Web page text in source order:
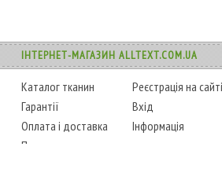
ІНТЕРНЕТ-МАГАЗИН ALLTEXT.COM.UA
Каталог тканин
Гарантії
Оплата і доставка
Повернення товару
Реєстрація на сайті
Вхід
Інформація